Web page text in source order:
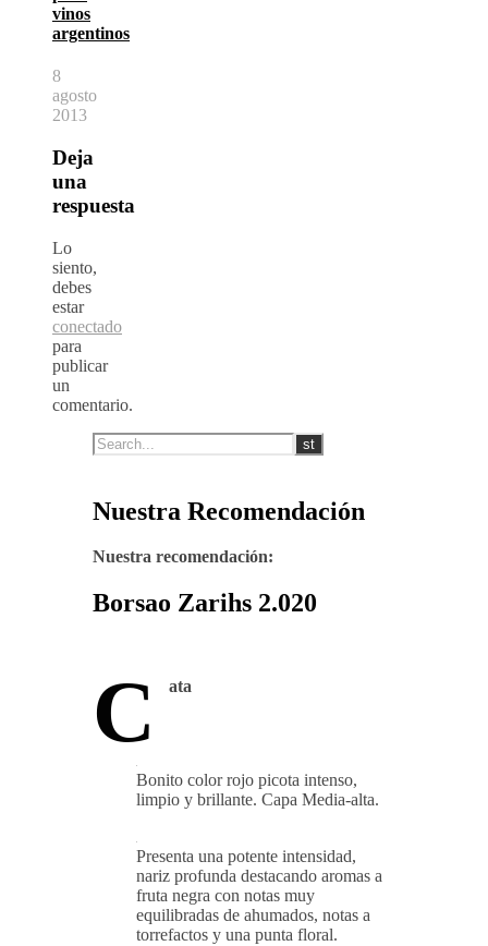
vinos
argentinos
8
agosto
2013
Deja
una
respuesta
Lo
siento,
debes
estar
conectado
para
publicar
un
comentario.
Nuestra Recomendación
Nuestra recomendación:
Borsao Zarihs 2.020
C ata
Bonito color rojo picota intenso,
limpio y brillante. Capa Media-alta.
Presenta una potente intensidad,
nariz profunda destacando aromas a
fruta negra con notas muy
equilibradas de ahumados, notas a
torrefactos y una punta floral.